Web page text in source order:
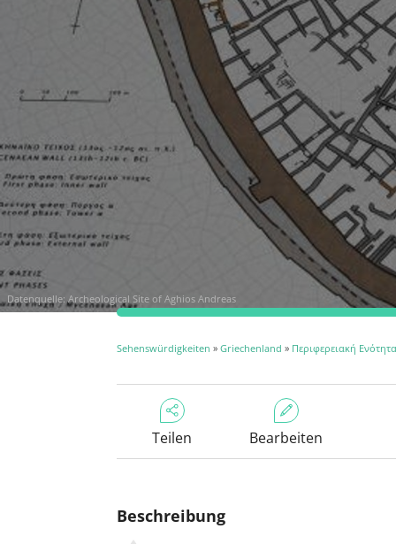
Datenquelle: Archeological Site of Aghios Andreas
Sehenswürdigkeiten » Griechenland » Περιφερειακή
Teilen Bearbeiten
Beschreibung